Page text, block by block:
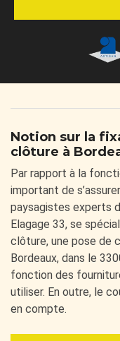
Notion sur la
clôture à
Par rapport à la
important de
paysagistes experts
Elagage 33, se
clôture, une pose de
Bordeaux, dans le
fonction des
utiliser. En outre, le
en compte.